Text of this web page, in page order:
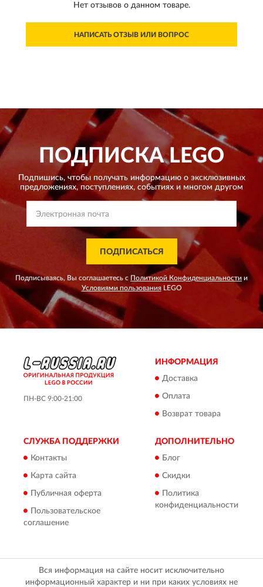
Нет отзывов о данном товаре.
НАПИСАТЬ ОТЗЫВ ИЛИ ВОПРОС
ПОДПИСКАLEGO
Подпишись, чтобы получать информацию о эксклюзивных
предложениях, поступлениях, событиях и многом другом
ПОДПИСАТЬСЯ
Подписываясь, Вы соглашаетесь с Политикой Конфиденциальности и
Условиями пользованияLEGO
ПН-ВС 9:00-21:00
ИНФОРМАЦИЯ
Доставка
Оплата
Возврат товара
СЛУЖБА ПОДДЕРЖКИ
Контакты
Карта сайта
Публичная оферта
Пользовательское
соглашение
ДОПОЛНИТЕЛЬНО
Блог
Скидки
Политика
конфиденциальности
Вся информация на сайте носит исключительно
информационный характер и ни при каких условиях не